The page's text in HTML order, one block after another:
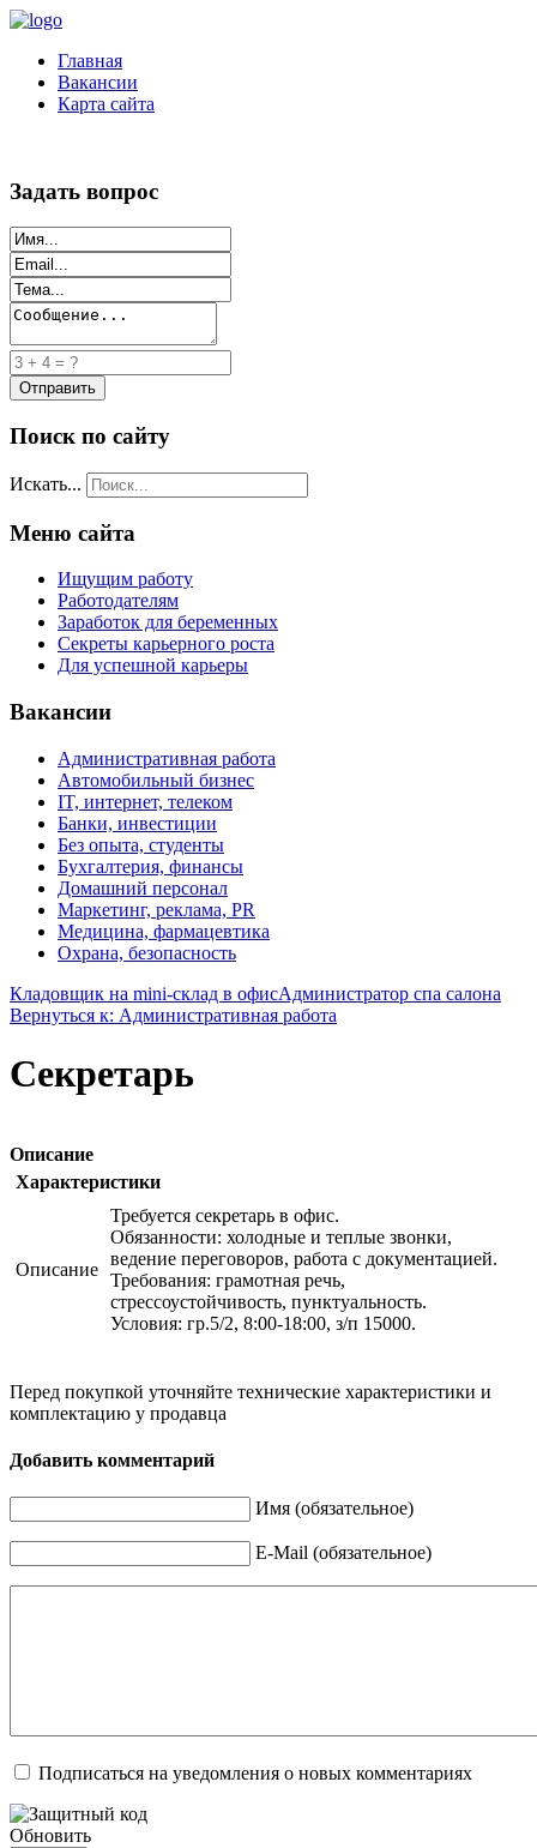
Главная
Вакансии
Карта сайта
Задать вопрос
Поиск по сайту
Искать...
Меню сайта
Ищущим работу
Работодателям
Заработок для беременных
Секреты карьерного роста
Для успешной карьеры
Вакансии
Административная работа
Автомобильный бизнес
IT, интернет, телеком
Банки, инвестиции
Без опыта, студенты
Бухгалтерия, финансы
Домашний персонал
Маркетинг, реклама, PR
Медицина, фармацевтика
Охрана, безопасность
Кладовщик на mini-склад в офисАдминистратор спа салона
Вернуться к: Административная работа
Секретарь
Описание
Характеристики
Описание
Требуется секретарь в офис.
Обязанности: холодные и теплые звонки,
ведение переговоров, работа с документацией.
Требования: грамотная речь,
стрессоустойчивость, пунктуальность.
Условия: гр.5/2, 8:00-18:00, з/п 15000.
Перед покупкой уточняйте технические характеристики и
комплектацию у продавца
Добавить комментарий
Имя (обязательное)
E-Mail (обязательное)
Подписаться на уведомления о новых комментариях
Обновить